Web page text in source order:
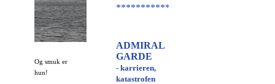
Og smuk er
hun!
ADMIRAL
GARDE
- karrieren,
katastrofen